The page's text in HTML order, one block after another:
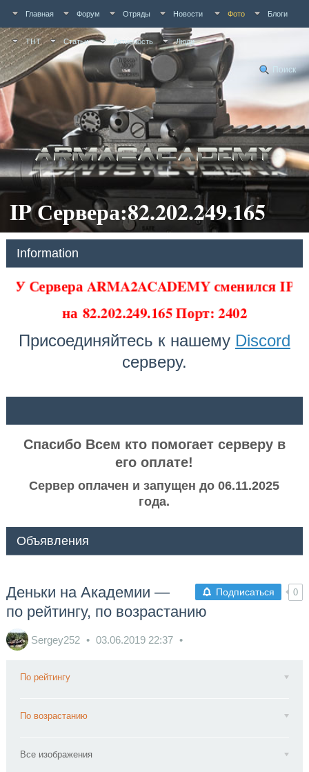
Главная Форум Отряды Новости Фото Блоги
ТНТ Статьи Активность Люди
Поиск
IP Сервера:82.202.249.165
Information
У Сервера ARMA2ACADEMY сменился IP
на82.202.249.165 Порт: 2402
Присоединяйтесь к нашему Discord
серверу.
Спасибо Всем кто помогает серверу в
его оплате!
Сервер оплачен и запущен до 06.11.2025
года.
Объявления
Подписаться 0
Деньки на Академии —
по рейтингу, по возрастанию
Sergey252 03.06.2019 22:37
По рейтингу
По возрастанию
Все изображения